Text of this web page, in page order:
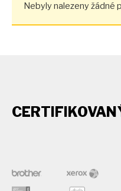
Nebyly nalezeny žádné